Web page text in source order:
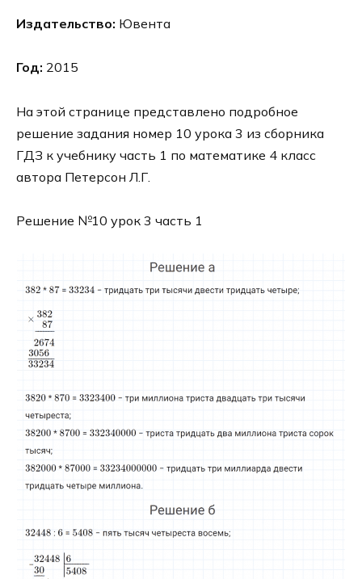
Издательство: Ювента
Год: 2015
На этой странице представлено подробное
решение задания номер 10 урока 3 из сборника
ГДЗ к учебнику часть 1 по математике 4 класс
автора Петерсон Л.Г.
Решение №10 урок 3 часть 1